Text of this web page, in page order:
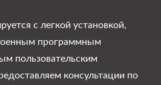
с легкой установкой,
программным
пользовательским
консультации по